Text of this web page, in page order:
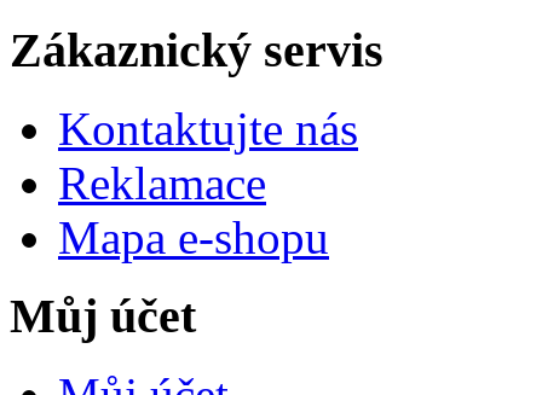
Zákaznický servis
Kontaktujte nás
Reklamace
Mapa e-shopu
Můj účet